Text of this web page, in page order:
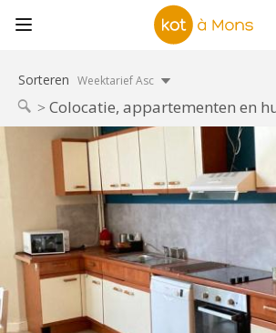
Sorteren Weektarief Asc
Colocatie, appartementen en
3 ruime, lichte, gemeubileerde kamers op
van een huis met 4 studentenflats. Met
een grote ingerichte keuken (gedeeld),
toiletten, terras en tuin. Schoonmaak van
ruimtes